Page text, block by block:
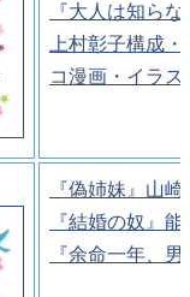
『大人は知ら
上村彰子構成
コ漫画・イラ
『偽姉妹』山
『結婚の奴』
『余命一年、